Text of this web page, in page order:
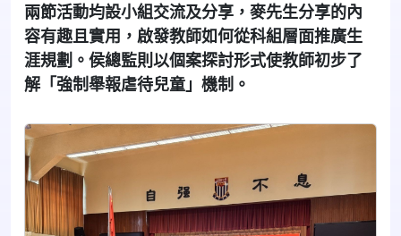
兩節活動均設小組交流及分享，麥先生分享的內
容有趣且實用，啟發教師如何從科組層面推廣生
涯規劃。侯總監則以個案探討形式使教師初步了
解「強制舉報虐待兒童」機制。